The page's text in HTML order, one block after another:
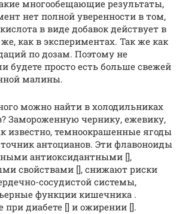
многообещающие результаты,
нет полной уверенности в том,
в виде добавок действует в
как в экспериментах. Так же как
по дозам. Поэтому не
будете просто есть больше свежей
малины.
можно найти в холодильниках
Замороженную чернику, ежевику,
известно, темноокрашенные ягоды
антоцианов. Эти флавоноиды
антиоксидантными [],
свойствами [], cнижают риски
сосудистой системы,
функции кишечника .
диабете [] и ожирении [].